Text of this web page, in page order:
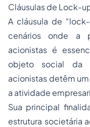
Cláusulas de Lock-
A cláusula de “
cenários onde a
acionistas é
objeto social da
acionistas detêm
a atividade
Sua principal
estrutura societária